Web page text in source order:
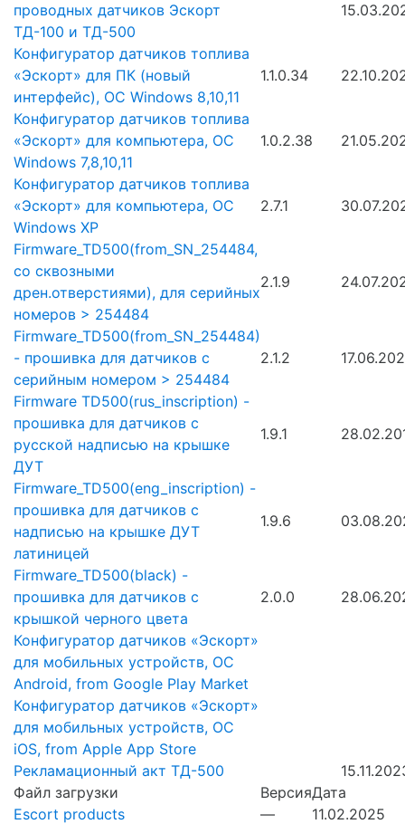
проводных датчиков Эскорт
ТД-100 и ТД-500
Конфигуратор датчиков топлива
«Эскорт» для ПК (новый
интерфейс), ОС Windows 8,10,11
1.1.0.34
Конфигуратор датчиков топлива
«Эскорт» для компьютера, ОС
Windows 7,8,10,11
1.0.2.38
Конфигуратор датчиков топлива
«Эскорт» для компьютера, ОС
Windows XP
2.7.1
Firmware_TD500(from_SN_254484,
со сквозными
дрен.отверстиями), для серийных
номеров > 254484
2.1.9
Firmware_TD500(from_SN_254484)
- прошивка для датчиков с
серийным номером > 254484
2.1.2
Firmware TD500(rus_inscription) -
прошивка для датчиков с
русской надписью на крышке
ДУТ
1.9.1
Firmware_TD500(eng_inscription) -
прошивка для датчиков с
надписью на крышке ДУТ
латиницей
1.9.6
Firmware_TD500(black) -
прошивка для датчиков с
крышкой черного цвета
2.0.0
Конфигуратор датчиков «Эскорт»
для мобильных устройств, ОС
Android, from Google Play Market
Конфигуратор датчиков «Эскорт»
для мобильных устройств, ОС
iOS, from Apple App Store
Рекламационный акт ТД-500
Файл загрузки
ВерсияДата
Escort products
—
11.02.2025